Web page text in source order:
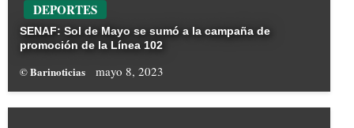
DEPORTES
SENAF: Sol de Mayo se sumó a la campaña de
promoción de la Línea 102
© Barinoticias mayo 8, 2023